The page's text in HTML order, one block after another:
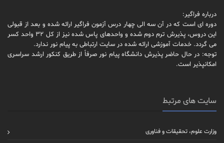
درباره فراگیر:
دوره ای است که در آن سه الی چهار درس آزمون فراگیر ارائه شده و بعد از قبولی
این دروس، پذیرش ترم دوم شده و واحدهای پاس شده نیز از کل 32 واحد کسر
می گردد. خدمات آموزشی ارائه شده در سایت ارتباطی به پیام نور ندارد.
توجه: در حال حاضر پذیرش دانشگاه پیام نور صرفاً از طریق کنکور ارشد سراسری
امکانپذیر است.
سایت های مرتبط
وزارت علوم، تحقیقات و فناوری